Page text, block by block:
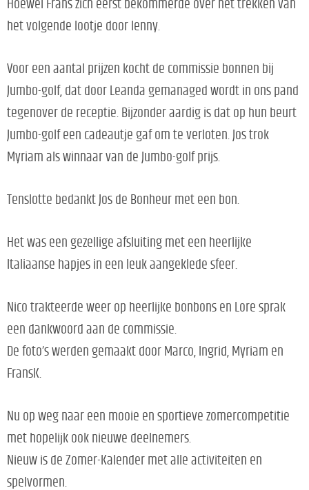
Hoewel Frans zich eerst bekommerde over het trekken van
het volgende lootje door lenny.
Voor een aantal prijzen kocht de commissie bonnen bij
Jumbo-golf, dat door Leanda gemanaged wordt in ons pand
tegenover de receptie. Bijzonder aardig is dat op hun beurt
Jumbo-golf een cadeautje gaf om te verloten. Jos trok
Myriam als winnaar van de Jumbo-golf prijs.
Tenslotte bedankt Jos de Bonheur met een bon.
Het was een gezellige afsluiting met een heerlijke
Italiaanse hapjes in een leuk aangeklede sfeer.
Nico trakteerde weer op heerlijke bonbons en Lore sprak
een dankwoord aan de commissie.
De foto’s werden gemaakt door Marco, Ingrid, Myriam en
FransK.
Nu op weg naar een mooie en sportieve zomercompetitie
met hopelijk ook nieuwe deelnemers.
Nieuw is de Zomer-Kalender met alle activiteiten en
spelvormen.